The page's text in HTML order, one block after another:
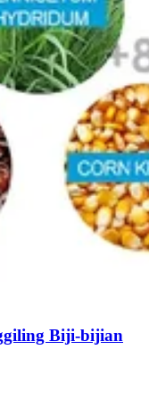
Biji-bijian